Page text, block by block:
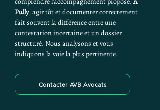
Pully, agir tôt et documenter correctement
fait souvent la différence entre une
contestation incertaine et un dossier
structuré. Nous analysons et vous
indiquons la voie la plus pertinente.
Contacter AVB Avocats